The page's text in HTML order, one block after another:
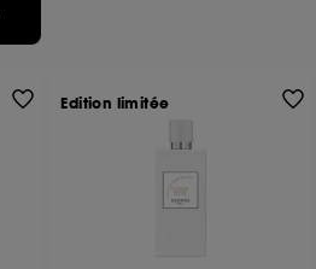
Edition limitée